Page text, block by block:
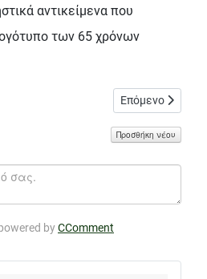
αντικείμενα που
των 65 χρόνων
την Κυριακή 19 ΔεκεμβρίουΕπόμενο άρθρο:
Επόμενο
Προσθήκη νέου
byCComment